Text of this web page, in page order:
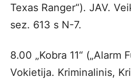
Texas Ranger“). JAV.
sez. 613 s N-7.
8.00 „Kobra 11“ („Alarm
Vokietija. Kriminalinis,